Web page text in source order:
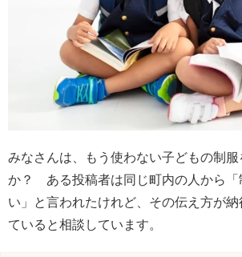
みなさんは、もう使わない子どもの制
か？ ある投稿者は同じ町内の人から「
い」と言われたけれど、その伝え方が
ていると相談しています。